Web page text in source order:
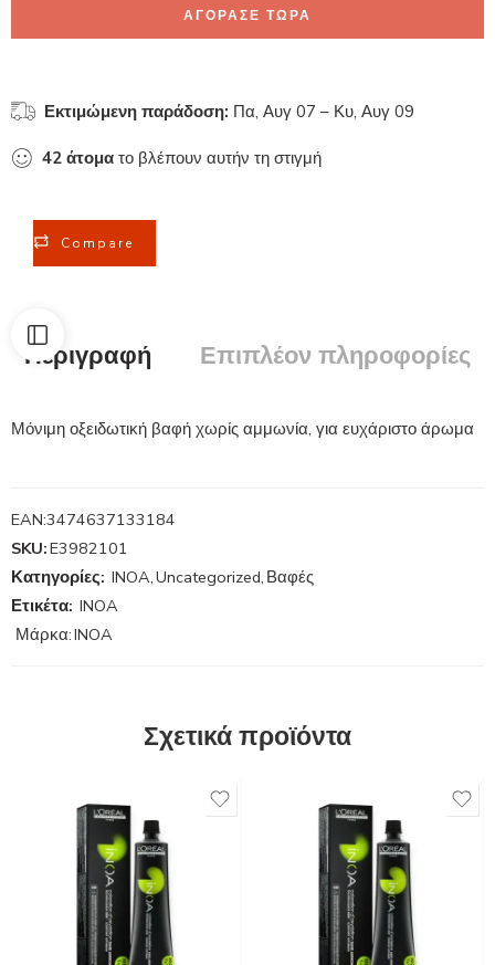
ΑΓΟΡΑΣΕ ΤΩΡΑ
Εκτιμώμενη παράδοση: Πα, Αυγ 07 – Κυ, Αυγ 09
42 άτομα το βλέπουν αυτήν τη στιγμή
Compare
Περιγραφή Επιπλέον πληροφορίες
Μόνιμη οξειδωτική βαφή χωρίς αμμωνία, για ευχάριστο άρωμα
EAN:3474637133184
SKU:E3982101
Κατηγορίες: INOA,Uncategorized, Βαφές
Ετικέτα: INOA
Μάρκα:INOA
Σχετικά προϊόντα